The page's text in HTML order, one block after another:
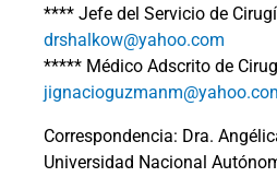
**** Jefe del Servicio de
drshalkow@yahoo.com
***** Médico Adscrito de
Correspondencia: Dra.
Universidad Nacional